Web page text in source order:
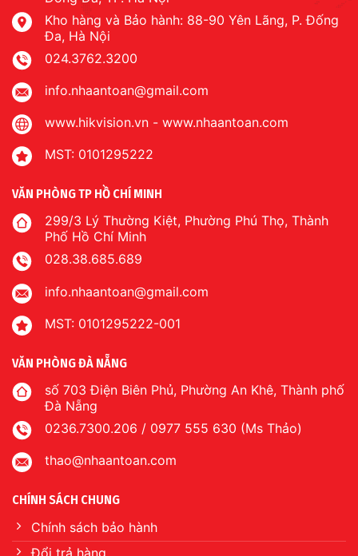
Kho hàng và Bảo hành: 88-90 Yên Lãng, P. Đống
Đa, Hà Nội
024.3762.3200
info.nhaantoan@gmail.com
www.hikvision.vn - www.nhaantoan.com
MST: 0101295222
VĂN PHÒNG TP HỒ CHÍ MINH
299/3 Lý Thường Kiệt, Phường Phú Thọ, Thành
Phố Hồ Chí Minh
028.38.685.689
info.nhaantoan@gmail.com
MST: 0101295222-001
VĂN PHÒNG ĐÀ NẴNG
số 703 Điện Biên Phủ, Phường An Khê, Thành phố
Đà Nẵng
0236.7300.206 / 0977 555 630 (Ms Thảo)
thao@nhaantoan.com
CHÍNH SÁCH CHUNG
Chính sách bảo hành
Đổi trả hàng